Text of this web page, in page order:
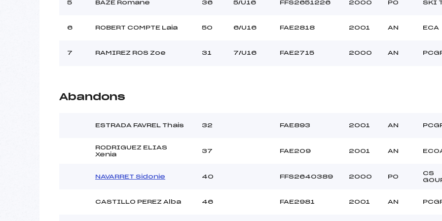
5 BAZE Romane 36 5/U16 FFS2651226 2000 PO SKI
6 ROBERT COMPTE Laia 50 6/U16 FAE2818 2001 AN ECA
7 RAMIREZ ROS Zoe 31 7/U16 FAE2715 2000 AN
Abandons
ESTRADA FAVREL Thais 32 FAE893 2001 AN
RODRIGUEZ ELIAS
Xenia
37 FAE209 2001 AN
NAVARRET Sidonie 40 FFS2640389 2000 PO
CS
CASTILLO PEREZ Alba 46 FAE2981 2001 AN